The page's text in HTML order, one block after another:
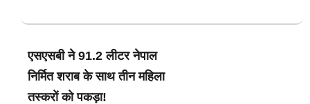
एसएसबी ने 91.2 लीटर नेपाल
निर्मित शराब के साथ तीन महिला
तस्करों को पकड़ा!